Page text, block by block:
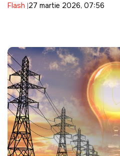
Flash 27 martie 2026, 07:56